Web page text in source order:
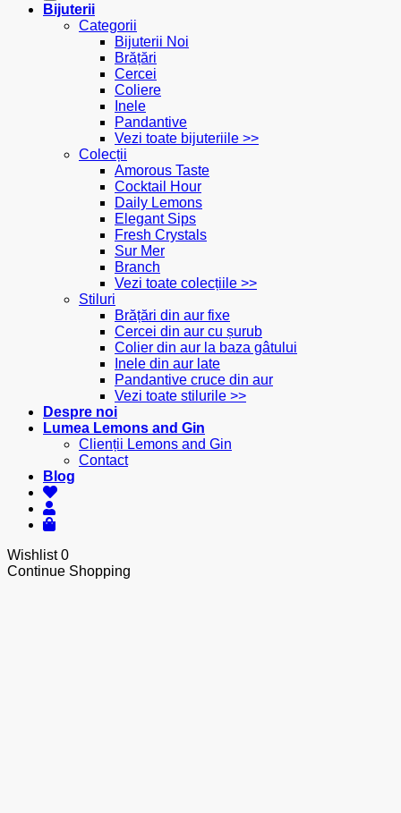
Bijuterii
Categorii
Bijuterii Noi
Brățări
Cercei
Coliere
Inele
Pandantive
Vezi toate bijuteriile >>
Colecții
Amorous Taste
Cocktail Hour
Daily Lemons
Elegant Sips
Fresh Crystals
Sur Mer
Branch
Vezi toate colecțiile >>
Stiluri
Brățări din aur fixe
Cercei din aur cu șurub
Colier din aur la baza gâtului
Inele din aur late
Pandantive cruce din aur
Vezi toate stilurile >>
Despre noi
Lumea Lemons and Gin
Clienții Lemons and Gin
Contact
Blog
Wishlist0
Continue Shopping